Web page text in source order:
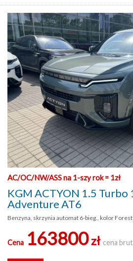
AC/OC/NW/ASS na 1-szy rok = 1zł
KGM ACTYON 1.5 Turbo
Adventure AT6
Benzyna, skrzynia automat 6-bieg., kolor
Cena 163800zł cena